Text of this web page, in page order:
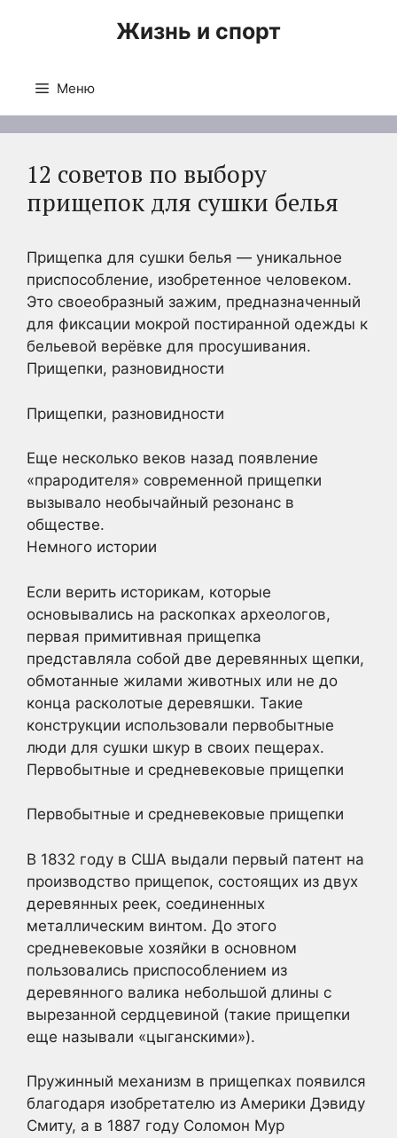
Жизнь и спорт
Меню
12 советов по выбору
прищепок для сушки белья
Прищепка для сушки белья — уникальное
приспособление, изобретенное человеком.
Это своеобразный зажим, предназначенный
для фиксации мокрой постиранной одежды к
бельевой верёвке для просушивания.
Прищепки, разновидности
Прищепки, разновидности
Еще несколько веков назад появление
«прародителя» современной прищепки
вызывало необычайный резонанс в
обществе.
Немного истории
Если верить историкам, которые
основывались на раскопках археологов,
первая примитивная прищепка
представляла собой две деревянных щепки,
обмотанные жилами животных или не до
конца расколотые деревяшки. Такие
конструкции использовали первобытные
люди для сушки шкур в своих пещерах.
Первобытные и средневековые прищепки
Первобытные и средневековые прищепки
В 1832 году в США выдали первый патент на
производство прищепок, состоящих из двух
деревянных реек, соединенных
металлическим винтом. До этого
средневековые хозяйки в основном
пользовались приспособлением из
деревянного валика небольшой длины с
вырезанной сердцевиной (такие прищепки
еще называли «цыганскими»).
Пружинный механизм в прищепках появился
благодаря изобретателю из Америки Дэвиду
Смиту, а в 1887 году Соломон Мур